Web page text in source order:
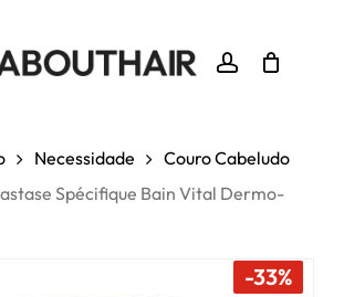
account
Close
Cart
Necessidade
Couro Cabeludo
Spécifique Bain Vital Dermo-
-33%
Seja o primeiro a avaliar
Spécifique Bain Vital
avaliação.